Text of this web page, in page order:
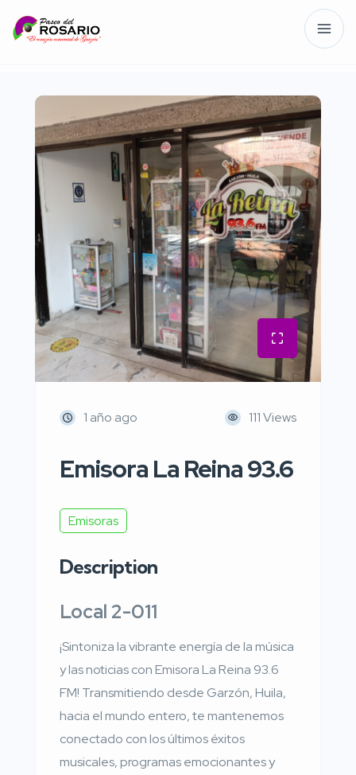
1 año ago 111 Views
Emisora La Reina 93.6
Emisoras
Description
Local 2-011
¡Sintoniza la vibrante energía de la música
y las noticias con Emisora La Reina 93.6
FM! Transmitiendo desde Garzón, Huila,
hacia el mundo entero, te mantenemos
conectado con los últimos éxitos
musicales, programas emocionantes y